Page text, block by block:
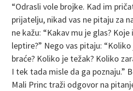
“Odrasli vole brojke. Kad im
prijatelju, nikad vas ne pitaju za
ne kažu: “Kakav mu je glas?
leptire?” Nego vas pitaju:
braće? Koliko je težak? Koliko
I tek tada misle da ga poznaju.”
Mali Princ traži odgovor na